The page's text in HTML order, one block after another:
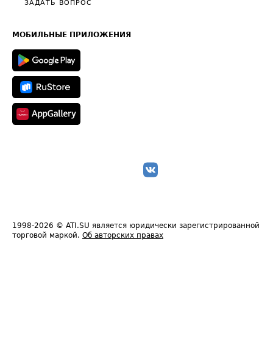
Общие положения
Техническая информация
ЗАДАТЬ ВОПРОС
МОБИЛЬНЫЕ ПРИЛОЖЕНИЯ
1998-2026 © ATI.SU является юридически зарегистрированной
торговой маркой. Об авторских правах